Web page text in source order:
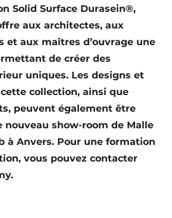
Solid Surface Durasein®,
aux architectes, aux
et aux maîtres d’ouvrage une
de créer des
uniques. Les designs et
collection, ainsi que
peuvent également être
nouveau show-room de Malle
à Anvers. Pour une formation
vous pouvez contacter